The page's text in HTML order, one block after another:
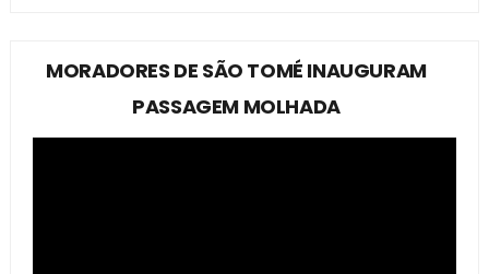
MORADORES DE SÃO TOMÉ INAUGURAM
PASSAGEM MOLHADA